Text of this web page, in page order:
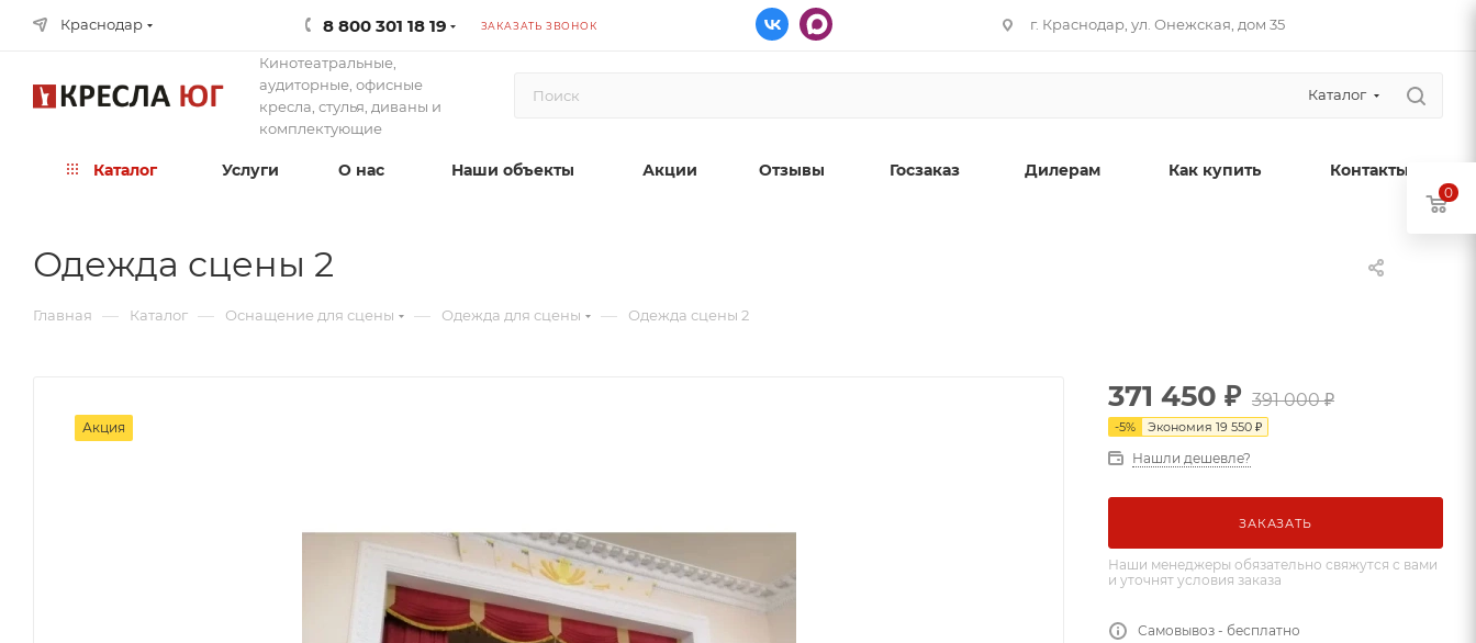
Краснодар 8 800 301 18 19 ЗАКАЗАТЬ ЗВОНОК г. Краснодар, ул. Онежская, дом 35
Кинотеатральные,
аудиторные, офисные
кресла, стулья, диваны и
комплектующие
Каталог
Каталог Услуги О нас Наши объекты Акции Отзывы Госзаказ Дилерам Как купить Контакты
Одежда сцены 2
Главная — Каталог — Оснащение для сцены — Одежда для сцены — Одежда сцены 2
Акция
371 450 ₽ 391 000₽
-5% Экономия 19 550 ₽
Нашли дешевле?
ЗАКАЗАТЬ
Наши менеджеры обязательно свяжутся с вами
и уточнят условия заказа
Самовывоз - бесплатно
0